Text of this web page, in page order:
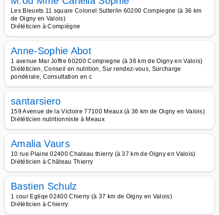
Les Bleuets 11 square Colonel Sutterlin 60200 Compiegne (à 36 km
de Oigny en Valois)
Diététicien à Compiègne
Anne-Sophie Abot
1 avenue Mar Joffre 60200 Compiegne (à 36 km de Oigny en Valois)
Diététicien, Conseil en nutrition, Sur rendez-vous, Surcharge
pondérale, Consultation en c
santarsiero
159 Avenue de la Victoire 77100 Meaux (à 36 km de Oigny en Valois)
Diététicien nutritionniste à Meaux
Amalia Vaurs
10 rue Plaine 02400 Chateau thierry (à 37 km de Oigny en Valois)
Diététicien à Château Thierry
Bastien Schulz
1 cour Egliqe 02400 Chierry (à 37 km de Oigny en Valois)
Diététicien à Chierry